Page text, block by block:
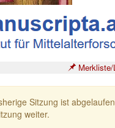
Sitzung ist
weiter.